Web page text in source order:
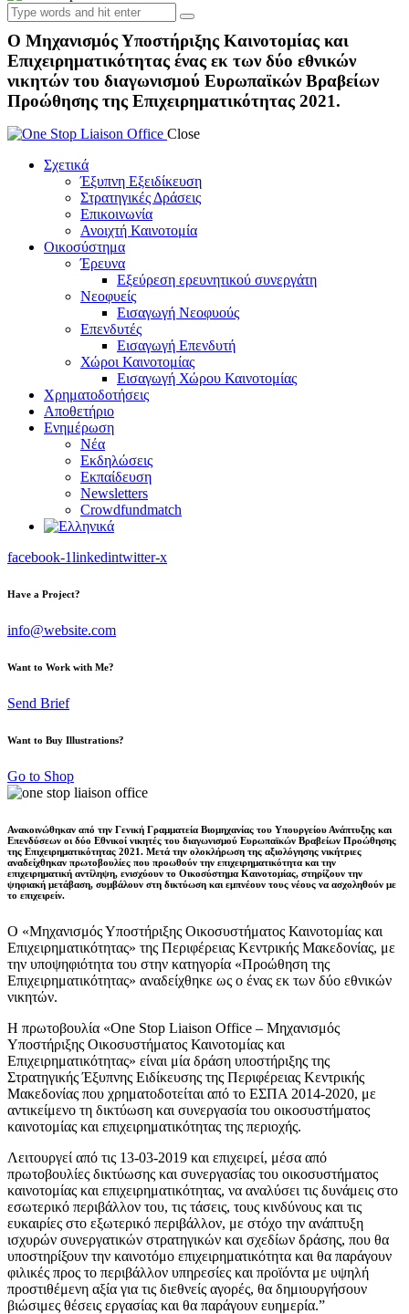
Ο Μηχανισμός Υποστήριξης Καινοτομίας και
Επιχειρηματικότητας ένας εκ των δύο εθνικών
νικητών του διαγωνισμού Ευρωπαϊκών Βραβείων
Προώθησης της Επιχειρηματικότητας 2021.
Close
Σχετικά
Έξυπνη Εξειδίκευση
Στρατηγικές Δράσεις
Επικοινωνία
Ανοιχτή Καινοτομία
Οικοσύστημα
Έρευνα
Εξεύρεση ερευνητικού συνεργάτη
Νεοφυείς
Εισαγωγή Νεοφυούς
Επενδυτές
Εισαγωγή Επενδυτή
Χώροι Καινοτομίας
Εισαγωγή Χώρου Καινοτομίας
Χρηματοδοτήσεις
Αποθετήριο
Ενημέρωση
Νέα
Εκδηλώσεις
Εκπαίδευση
Newsletters
Crowdfundmatch
facebook-1linkedintwitter-x
Have a Project?
info@website.com
Want to Work with Me?
Send Brief
Want to Buy Illustrations?
Go to Shop
Ανακοινώθηκαν από την Γενική Γραμματεία Βιομηχανίας του Υπουργείου Ανάπτυξης και
Επενδύσεων οι δύο Εθνικοί νικητές του διαγωνισμού Ευρωπαϊκών Βραβείων Προώθησης
της Επιχειρηματικότητας 2021. Μετά την ολοκλήρωση της αξιολόγησης νικήτριες
αναδείχθηκαν πρωτοβουλίες που προωθούν την επιχειρηματικότητα και την
επιχειρηματική αντίληψη, ενισχύουν το Οικοσύστημα Καινοτομίας, στηρίζουν την
ψηφιακή μετάβαση, συμβάλουν στη δικτύωση και εμπνέουν τους νέους να ασχοληθούν με
το επιχειρείν.
Ο «Μηχανισμός Υποστήριξης Οικοσυστήματος Καινοτομίας και
Επιχειρηματικότητας» της Περιφέρειας Κεντρικής Μακεδονίας, με
την υποψηφιότητα του στην κατηγορία «Προώθηση της
Επιχειρηματικότητας» αναδείχθηκε ως ο ένας εκ των δύο εθνικών
νικητών.
Η πρωτοβουλία «One Stop Liaison Office – Μηχανισμός
Υποστήριξης Οικοσυστήματος Καινοτομίας και
Επιχειρηματικότητας» είναι μία δράση υποστήριξης της
Στρατηγικής Έξυπνης Ειδίκευσης της Περιφέρειας Κεντρικής
Μακεδονίας που χρηματοδοτείται από το ΕΣΠΑ 2014-2020, με
αντικείμενο τη δικτύωση και συνεργασία του οικοσυστήματος
καινοτομίας και επιχειρηματικότητας της περιοχής.
Λειτουργεί από τις 13-03-2019 και επιχειρεί, μέσα από
πρωτοβουλίες δικτύωσης και συνεργασίας του οικοσυστήματος
καινοτομίας και επιχειρηματικότητας, να αναλύσει τις δυνάμεις στο
εσωτερικό περιβάλλον του, τις τάσεις, τους κινδύνους και τις
ευκαιρίες στο εξωτερικό περιβάλλον, με στόχο την ανάπτυξη
ισχυρών συνεργατικών στρατηγικών και σχεδίων δράσης, που θα
υποστηρίξουν την καινοτόμο επιχειρηματικότητα και θα παράγουν
φιλικές προς το περιβάλλον υπηρεσίες και προϊόντα με υψηλή
προστιθέμενη αξία για τις διεθνείς αγορές, θα δημιουργήσουν
βιώσιμες θέσεις εργασίας και θα παράγουν ευημερία.”